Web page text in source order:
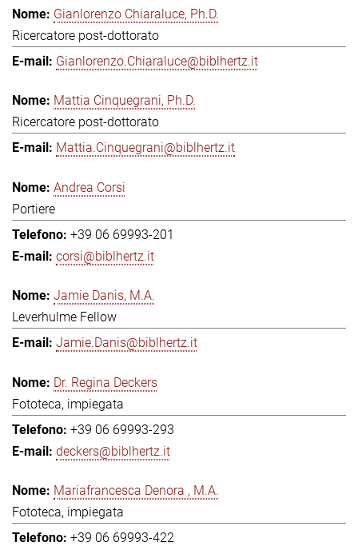
Gianlorenzo Chiaraluce, Ph.D.
Ricercatore post-dottorato
Gianlorenzo.Chiaraluce@biblhertz.it
Mattia Cinquegrani, Ph.D.
Ricercatore post-dottorato
Mattia.Cinquegrani@biblhertz.it
Andrea Corsi
Portiere
+39 06 69993-201
corsi@biblhertz.it
Jamie Danis, M.A.
Leverhulme Fellow
Jamie.Danis@biblhertz.it
Dr. Regina Deckers
Fototeca, impiegata
+39 06 69993-293
deckers@biblhertz.it
Mariafrancesca Denora , M.A.
Fototeca, impiegata
+39 06 69993-422